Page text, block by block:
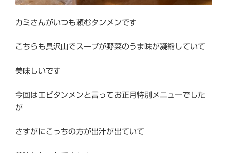
カミさんがいつも頼むタンメンです
こちらも具沢山でスープが野菜のうま味が凝縮していて
美味しいです
今回はエビタンメンと言ってお正月特別メニューでした
が
さすがにこっちの方が出汁が出ていて